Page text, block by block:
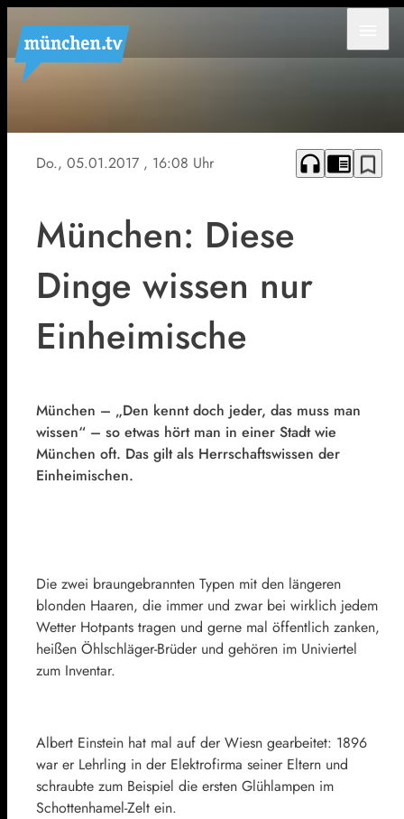
Do., 05.01.2017 , 16:08 Uhr headphones chrome_reader_mode bookmark_border
München: Diese
Dinge wissen nur
Einheimische
München – „Den kennt doch jeder, das muss man
wissen“ – so etwas hört man in einer Stadt wie
München oft. Das gilt als Herrschaftswissen der
Einheimischen.
Die zwei braungebrannten Typen mit den längeren
blonden Haaren, die immer und zwar bei wirklich jedem
Wetter Hotpants tragen und gerne mal öffentlich zanken,
heißen Öhlschläger-Brüder und gehören im Univiertel
zum Inventar.
Albert Einstein hat mal auf der Wiesn gearbeitet: 1896
war er Lehrling in der Elektrofirma seiner Eltern und
schraubte zum Beispiel die ersten Glühlampen im
Schottenhamel-Zelt ein.